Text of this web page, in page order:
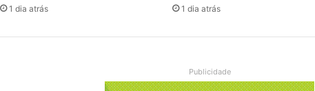
1 dia atrás 1 dia atrás
Publicidade